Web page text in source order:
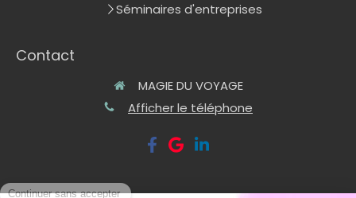
Séminaires d'entreprises
Contact
MAGIE DU VOYAGE
Afficher le téléphone